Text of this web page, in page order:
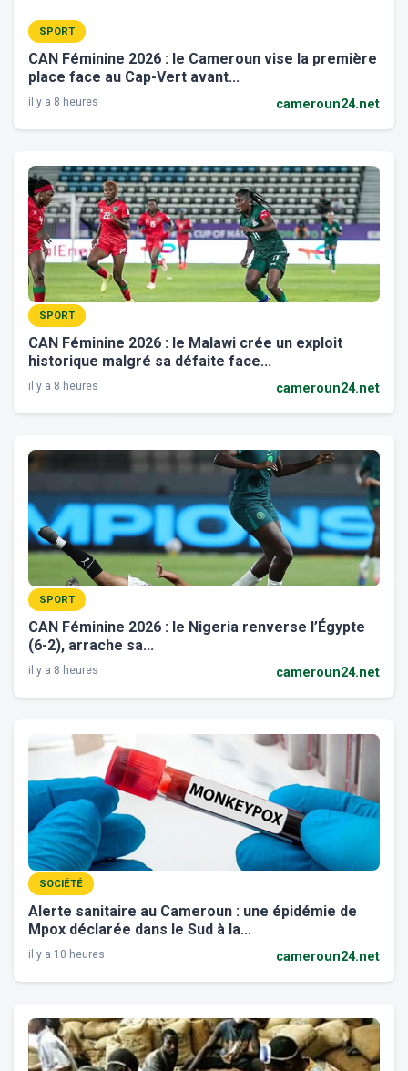
SPORT
CAN Féminine 2026 : le Cameroun vise la première
place face au Cap-Vert avant...
il y a 8 heures cameroun24.net
SPORT
CAN Féminine 2026 : le Malawi crée un exploit
historique malgré sa défaite face...
il y a 8 heures cameroun24.net
SPORT
CAN Féminine 2026 : le Nigeria renverse l’Égypte
(6-2), arrache sa...
il y a 8 heures cameroun24.net
SOCIÉTÉ
Alerte sanitaire au Cameroun : une épidémie de
Mpox déclarée dans le Sud à la...
il y a 10 heures cameroun24.net